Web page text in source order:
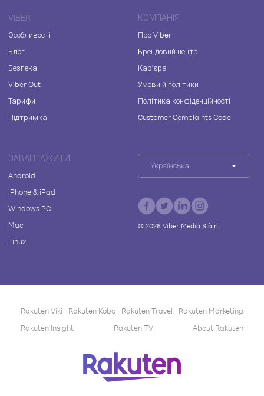
VIBER
Особливості
Блог
Безпека
Viber Out
Тарифи
Підтримка
КОМПАНІЯ
Про Viber
Брендовий центр
Кар'єра
Умови й політики
Політика конфіденційності
Customer Complaints Code
ЗАВАНТАЖИТИ
Android
iPhone & iPad
Windows PC
Mac
Linux
Українська
© 2026Viber Media S.à r.l.
Rakuten Viki Rakuten Kobo Rakuten Travel
Rakuten Marketing
Rakuten Insight
Rakuten TV About Rakuten